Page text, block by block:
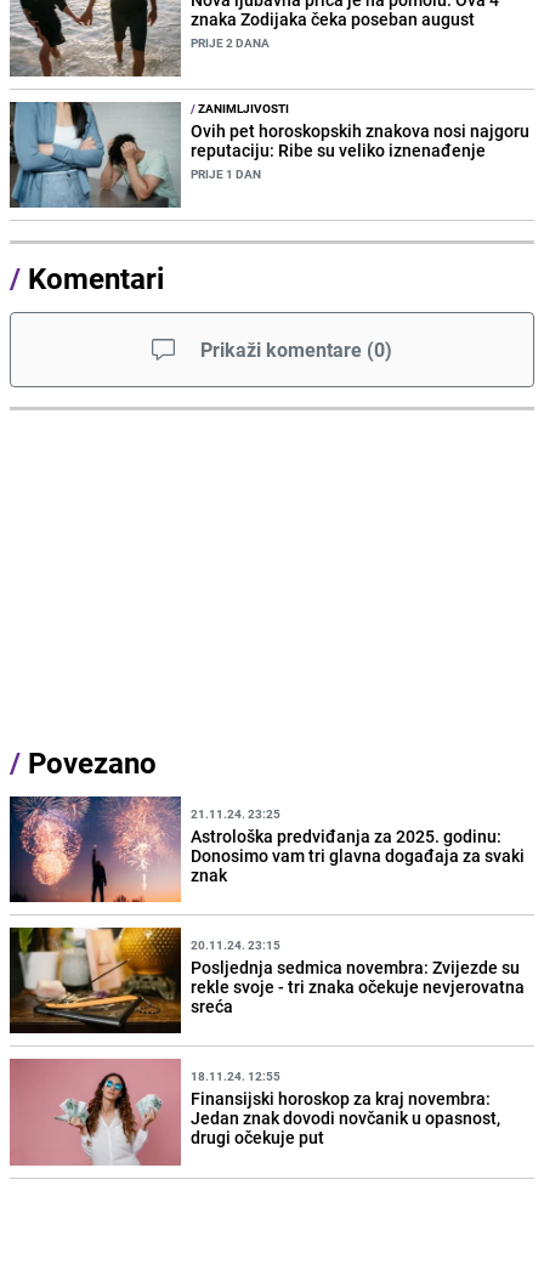
znaka Zodijaka čeka poseban august
PRIJE 2 DANA
/ZANIMLJIVOSTI
Ovih pet horoskopskih znakova nosi najgoru
reputaciju: Ribe su veliko iznenađenje
PRIJE 1 DAN
/ Komentari
Prikaži komentare (0)
/ Povezano
21.11.24. 23:25
Astrološka predviđanja za 2025. godinu:
Donosimo vam tri glavna događaja za svaki
znak
20.11.24. 23:15
Posljednja sedmica novembra: Zvijezde su
rekle svoje - tri znaka očekuje nevjerovatna
sreća
18.11.24. 12:55
Finansijski horoskop za kraj novembra:
Jedan znak dovodi novčanik u opasnost,
drugi očekuje put